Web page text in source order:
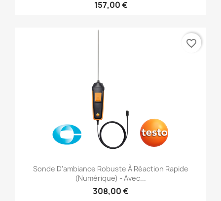
157,00 €
Sonde D’ambiance Robuste À Réaction Rapide
(numérique) - Avec...
308,00 €
favorite_border